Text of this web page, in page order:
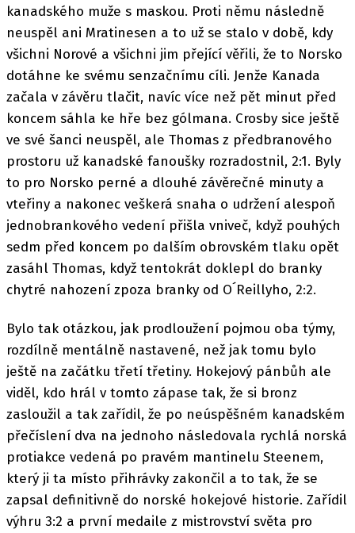
kanadského muže s maskou. Proti němu následně
neuspěl ani Mratinesen a to už se stalo v době, kdy
všichni Norové a všichni jim přející věřili, že to Norsko
dotáhne ke svému senzačnímu cíli. Jenže Kanada
začala v závěru tlačit, navíc více než pět minut před
koncem sáhla ke hře bez gólmana. Crosby sice ještě
ve své šanci neuspěl, ale Thomas z předbranového
prostoru už kanadské fanoušky rozradostnil, 2:1. Byly
to pro Norsko perné a dlouhé závěrečné minuty a
vteřiny a nakonec veškerá snaha o udržení alespoň
jednobrankového vedení přišla vniveč, když pouhých
sedm před koncem po dalším obrovském tlaku opět
zasáhl Thomas, když tentokrát doklepl do branky
chytré nahození zpoza branky od O´Reillyho, 2:2.
Bylo tak otázkou, jak prodloužení pojmou oba týmy,
rozdílně mentálně nastavené, než jak tomu bylo
ještě na začátku třetí třetiny. Hokejový pánbůh ale
viděl, kdo hrál v tomto zápase tak, že si bronz
zasloužil a tak zařídil, že po neúspěšném kanadském
přečíslení dva na jednoho následovala rychlá norská
protiakce vedená po pravém mantinelu Steenem,
který ji ta místo přihrávky zakončil a to tak, že se
zapsal definitivně do norské hokejové historie. Zařídil
výhru 3:2 a první medaile z mistrovství světa pro